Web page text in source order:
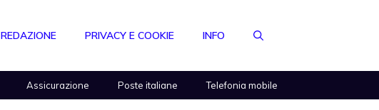
REDAZIONE PRIVACY E COOKIE INFO
Assicurazione Poste italiane Telefonia mobile